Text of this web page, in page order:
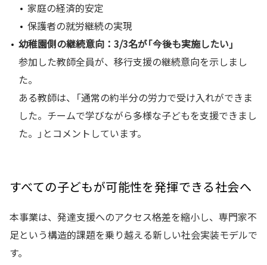
家庭の経済的安定
保護者の就労継続の実現
幼稚園側の継続意向：3/3名が「今後も実施したい」
参加した教師全員が、移行支援の継続意向を示しまし
た。
ある教師は、「通常の約半分の労力で受け入れができま
した。チームで学びながら多様な子どもを支援できまし
た。」とコメントしています。
すべての子どもが可能性を発揮できる社会へ
本事業は、発達支援へのアクセス格差を縮小し、専門家不
足という構造的課題を乗り越える新しい社会実装モデルで
す。